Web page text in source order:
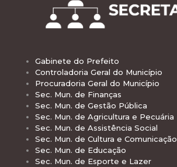
Gabinete do Prefeito
Controladoria Geral do Município
Procuradoria Geral do Município
Sec. Mun. de Finanças
Sec. Mun. de Gestão Pública
Sec. Mun. de Agricultura e Pecuária
Sec. Mun. de Assistência Social
Sec. Mun. de Cultura e Comunicação
Sec. Mun. de Educação
Sec. Mun. de Esporte e Lazer